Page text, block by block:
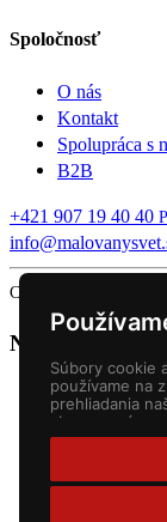
Súbory cookie
používame na
prehliadania
aby sme vám
cielené
webových
naši
Spoločnosť
O nás
Kontakt
Spolupráca s
B2B
+421 907 19 40 40
Copyright © 2026
Nákupný košík